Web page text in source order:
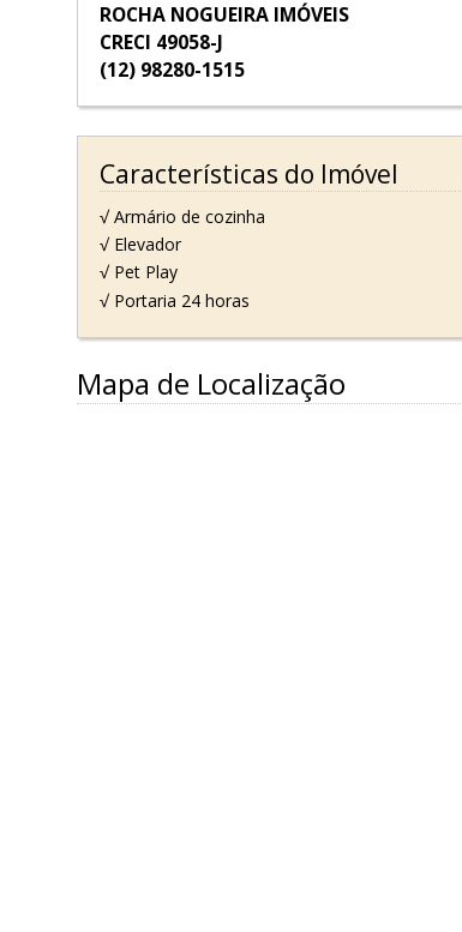
ROCHA NOGUEIRA IMÓVEIS
CRECI 49058-J
(12) 98280-1515
Características do Imóvel
√ Armário de cozinha
√ Elevador
√ Pet Play
√ Portaria 24 horas
Mapa de Localização